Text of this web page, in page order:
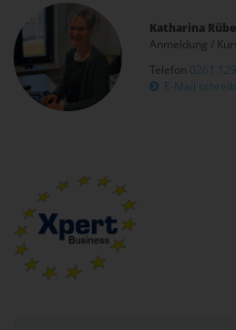
Katharina
Anmeldung /
Telefon 0261
E-Mail